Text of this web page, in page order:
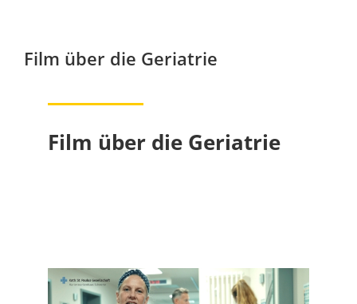
Film über die Geriatrie
Film über die Geriatrie